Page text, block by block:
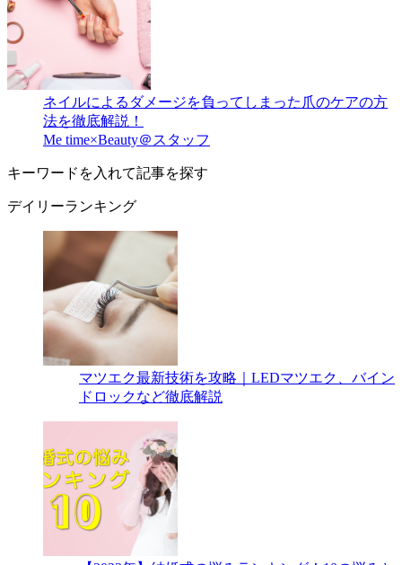
ネイルによるダメージを負ってしまった爪のケアの方
法を徹底解説！
Me time×Beauty＠スタッフ
キーワードを入れて記事を探す
デイリーランキング
マツエク最新技術を攻略｜LEDマツエク、バイン
ドロックなど徹底解説